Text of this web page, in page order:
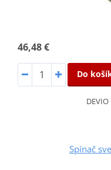
46,48 €
Do
DEVIO
Spínač